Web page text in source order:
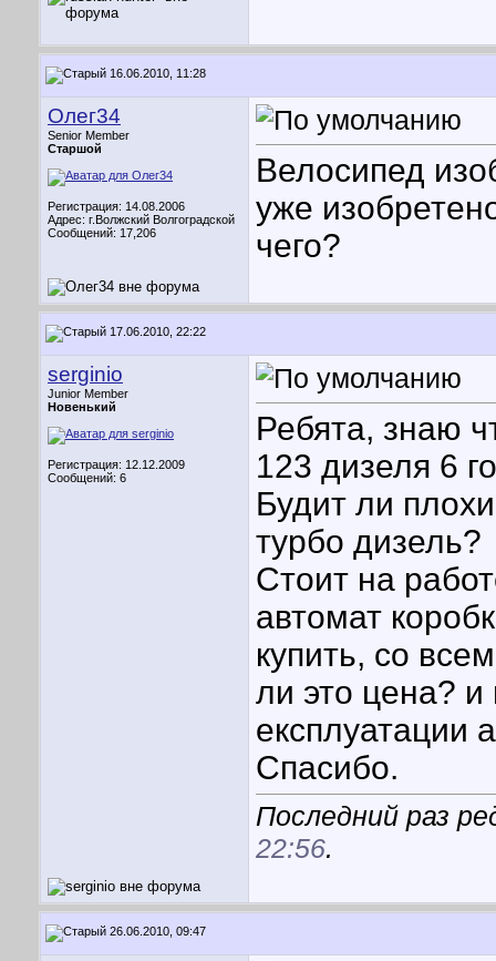
16.06.2010, 11:28
Олег34
Senior Member
Старшой
Регистрация: 14.08.2006
Адрес: г.Волжский Волгоградской
Сообщений: 17,206
Велосипед
уже
чего?
17.06.2010, 22:22
serginio
Junior Member
Новенький
Регистрация: 12.12.2009
Сообщений: 6
Ребята, знаю
123 дизеля 6
Будит ли
турбо дизель?
Стоит на
автомат
купить, со
ли это цена?
експлуатации
Спасибо.
Последний раз
22:56.
26.06.2010, 09:47